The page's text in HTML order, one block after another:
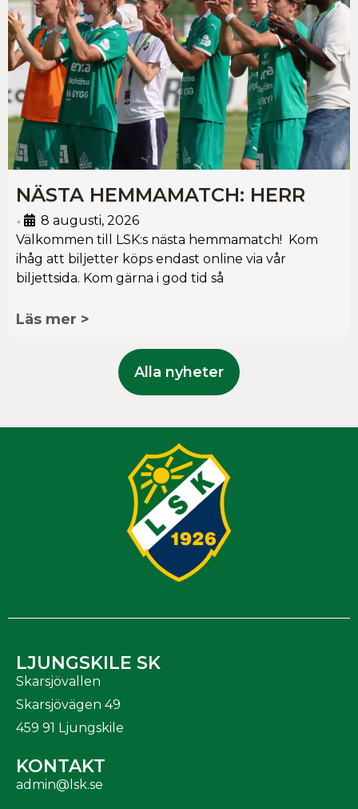
NÄSTA HEMMAMATCH: HERR
•
8 augusti, 2026
Välkommen till LSK:s nästa hemmamatch! Kom
ihåg att biljetter köps endast online via vår
biljettsida. Kom gärna i god tid så
Läs mer >
Alla nyheter
LJUNGSKILE SK
Skarsjövallen
Skarsjövägen 49
459 91 Ljungskile
KONTAKT
admin@lsk.se